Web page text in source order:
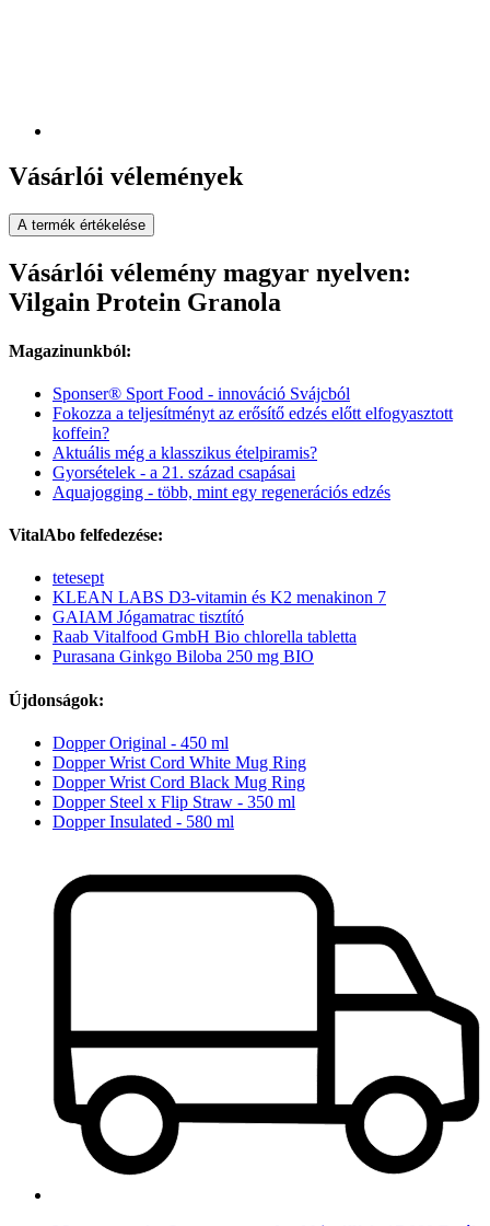
Vásárlói vélemények
A termék értékelése
Vásárlói vélemény magyar nyelven:
Vilgain Protein Granola
Magazinunkból:
Sponser® Sport Food - innováció Svájcból
Fokozza a teljesítményt az erősítő edzés előtt elfogyasztott
koffein?
Aktuális még a klasszikus ételpiramis?
Gyorsételek - a 21. század csapásai
Aquajogging - több, mint egy regenerációs edzés
VitalAbo felfedezése:
tetesept
KLEAN LABS D3-vitamin és K2 menakinon 7
GAIAM Jógamatrac tisztító
Raab Vitalfood GmbH Bio chlorella tabletta
Purasana Ginkgo Biloba 250 mg BIO
Újdonságok:
Dopper Original - 450 ml
Dopper Wrist Cord White Mug Ring
Dopper Wrist Cord Black Mug Ring
Dopper Steel x Flip Straw - 350 ml
Dopper Insulated - 580 ml